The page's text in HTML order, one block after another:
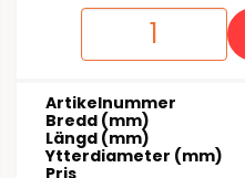
Artikelnummer
Bredd (mm)
Längd (mm)
Ytterdiameter (mm)
Pris